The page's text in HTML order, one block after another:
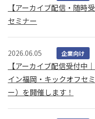
【アーカイブ配信・随
セミナー
2026.06.05 企業向け
【アーカイブ配信受付中
イン福岡・キックオフセ
ー）を開催します！